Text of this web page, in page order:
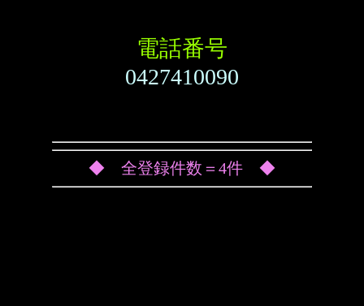
電話番号
0427410090
◆ 全登録件数＝4件 ◆